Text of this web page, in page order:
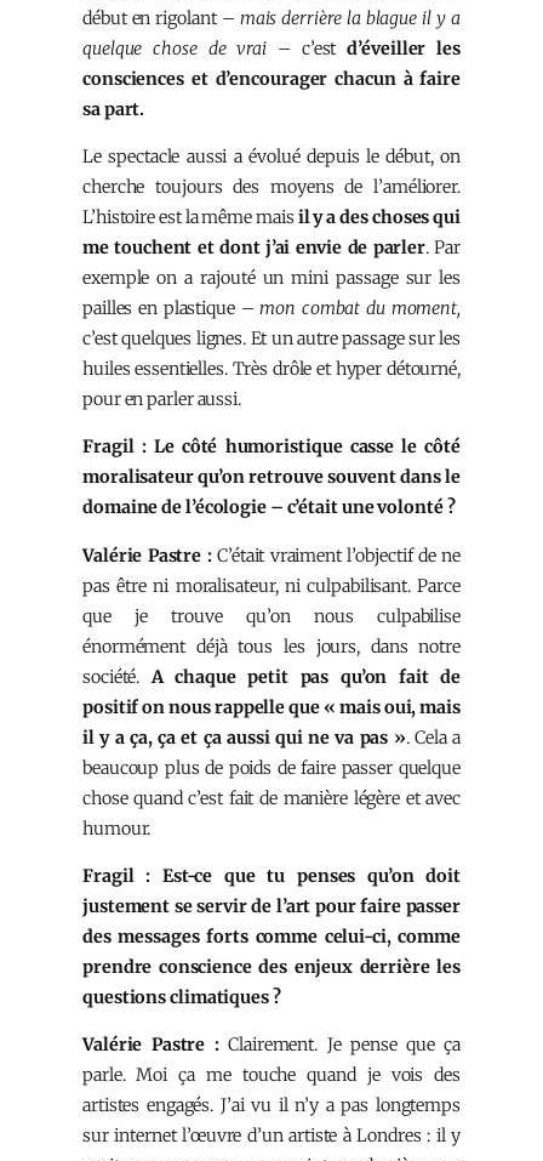
début en rigolant – mais derrière la blague il y a
quelque chose de vrai – c’estd’éveiller les
consciences et d’encourager chacun à faire
sa part.
Le spectacle aussi a évolué depuis le début, on
cherche toujours des moyens de l’améliorer.
L’histoire est la même mais il y a des choses qui
me touchent et dont j’ai envie de parler. Par
exemple on a rajouté un mini passage sur les
pailles en plastique –mon combat du moment,
c’est quelques lignes. Et un autre passage sur les
huiles essentielles. Très drôle et hyper détourné,
pour en parler aussi.
Fragil : Le côté humoristique casse le côté
moralisateur qu’on retrouve souvent dans le
domaine de l’écologie – c’était une volonté ?
Valérie Pastre :C’était vraiment l’objectif de ne
pas être ni moralisateur, ni culpabilisant. Parce
que je trouve qu’on nous culpabilise
énormément déjà tous les jours, dans notre
société.A chaque petit pas qu’on fait de
positif on nous rappelle que « mais oui, mais
il y a ça, ça et ça aussi qui ne va pas ». Cela a
beaucoup plus de poids de faire passer quelque
chose quand c’est fait de manière légère et avec
humour.
Fragil : Est-ce que tu penses qu’on doit
justement se servir de l’art pour faire passer
des messages forts comme celui-ci, comme
prendre conscience des enjeux derrière les
questions climatiques ?
Valérie Pastre :Clairement. Je pense que ça
parle. Moi ça me touche quand je vois des
artistes engagés. J’ai vu il n’y a pas longtemps
sur internet l’œuvre d’un artiste à Londres : il y